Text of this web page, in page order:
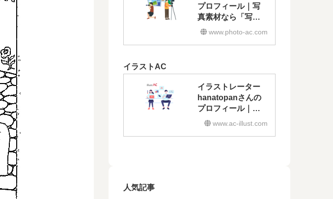
プロフィール｜写
真素材なら「写真
AC」無料（フリ
ー）ダウンロード
www.photo-ac.com
イラストAC
イラストレーター
hanatopanさんの
プロフィール｜無
料イラスト・フリ
www.ac-illust.com
人気記事